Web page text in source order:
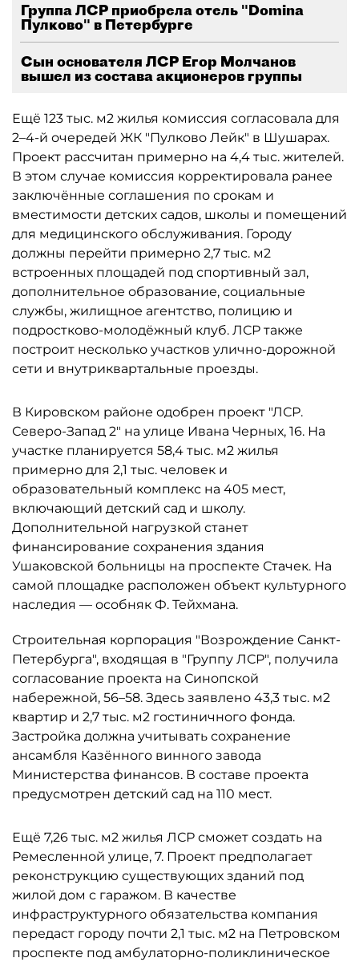
Группа ЛСР приобрела отель "Domina
Пулково" в Петербурге
Сын основателя ЛСР Егор Молчанов
вышел из состава акционеров группы
Ещё 123 тыс. м2 жилья комиссия согласовала для
2–4-й очередей ЖК "Пулково Лейк" в Шушарах.
Проект рассчитан примерно на 4,4 тыс. жителей.
В этом случае комиссия корректировала ранее
заключённые соглашения по срокам и
вместимости детских садов, школы и помещений
для медицинского обслуживания. Городу
должны перейти примерно 2,7 тыс. м2
встроенных площадей под спортивный зал,
дополнительное образование, социальные
службы, жилищное агентство, полицию и
подростково-молодёжный клуб. ЛСР также
построит несколько участков улично-дорожной
сети и внутриквартальные проезды.
В Кировском районе одобрен проект "ЛСР.
Северо-Запад 2" на улице Ивана Черных, 16. На
участке планируется 58,4 тыс. м2 жилья
примерно для 2,1 тыс. человек и
образовательный комплекс на 405 мест,
включающий детский сад и школу.
Дополнительной нагрузкой станет
финансирование сохранения здания
Ушаковской больницы на проспекте Стачек. На
самой площадке расположен объект культурного
наследия — особняк Ф. Тейхмана.
Строительная корпорация "Возрождение Санкт-
Петербурга", входящая в "Группу ЛСР", получила
согласование проекта на Синопской
набережной, 56–58. Здесь заявлено 43,3 тыс. м2
квартир и 2,7 тыс. м2 гостиничного фонда.
Застройка должна учитывать сохранение
ансамбля Казённого винного завода
Министерства финансов. В составе проекта
предусмотрен детский сад на 110 мест.
Ещё 7,26 тыс. м2 жилья ЛСР сможет создать на
Ремесленной улице, 7. Проект предполагает
реконструкцию существующих зданий под
жилой дом с гаражом. В качестве
инфраструктурного обязательства компания
передаст городу почти 2,1 тыс. м2 на Петровском
проспекте под амбулаторно-поликлиническое